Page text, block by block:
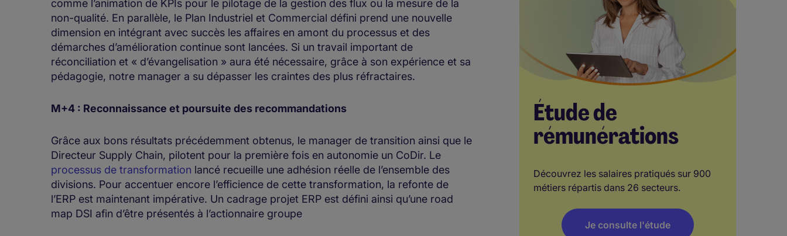
comme l’animation de KPIs pour le pilotage de la gestion des flux ou la mesure de la
non-qualité. En parallèle, le Plan Industriel et Commercial défini prend une nouvelle
dimension en intégrant avec succès les affaires en amont du processus et des
démarches d’amélioration continue sont lancées. Si un travail important de
réconciliation et « d’évangelisation » aura été nécessaire, grâce à son expérience et sa
pédagogie, notre manager a su dépasser les craintes des plus réfractaires.
M+4 : Reconnaissance et poursuite des recommandations
Grâce aux bons résultats précédemment obtenus, le manager de transition ainsi que le
Directeur Supply Chain, pilotent pour la première fois en autonomie un CoDir. Le
processus de transformation lancé recueille une adhésion réelle de l’ensemble des
divisions. Pour accentuer encore l’efficience de cette transformation, la refonte de
l’ERP est maintenant impérative. Un cadrage projet ERP est défini ainsi qu’une road
map DSI afin d’être présentés à l’actionnaire groupe
Étude de
rémunérations
Découvrez les salaires pratiqués sur 900
métiers répartis dans 26 secteurs.
Je consulte l'étude